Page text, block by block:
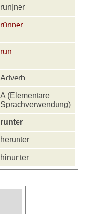
run|ner
rünner
run
Adverb
A (Elementare
Sprachverwendung)
runter
herunter
hinunter